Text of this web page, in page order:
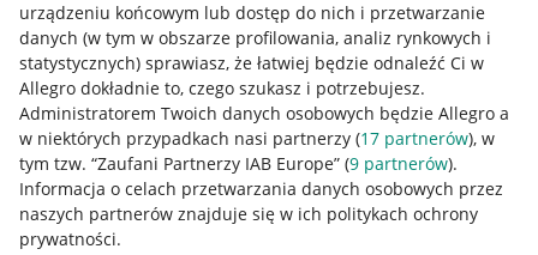
urządzeniu końcowym lub dostęp do nich i przetwarzanie
danych (w tym w obszarze profilowania, analiz rynkowych i
statystycznych) sprawiasz, że łatwiej będzie odnaleźć Ci w
Allegro dokładnie to, czego szukasz i potrzebujesz.
Administratorem Twoich danych osobowych będzie Allegro a
w niektórych przypadkach nasi partnerzy (17 partnerów), w
tym tzw. “Zaufani Partnerzy IAB Europe” (9 partnerów).
Informacja o celach przetwarzania danych osobowych przez
naszych partnerów znajduje się w ich politykach ochrony
prywatności.
Przydatne informacje
Jak to działa